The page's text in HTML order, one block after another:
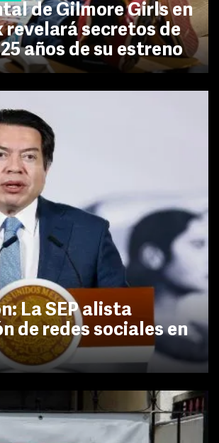
de Gilmore Girls en
revelará secretos de
años de su estreno
La SEP alista
de redes sociales en